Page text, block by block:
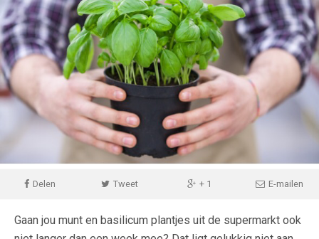
Delen Tweet + 1 E-mailen
Gaan jou munt en basilicum plantjes uit de supermarkt ook